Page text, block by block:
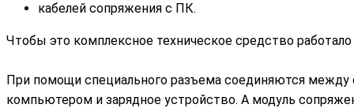
кабелей сопряжения с ПК.
Чтобы это комплексное техническое средство
При помощи специального разъема соединяются
компьютером и зарядное устройство. А модуль